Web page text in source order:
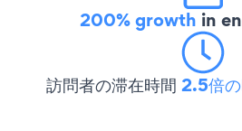
200% growth in
訪問者の滞在時間 2.5倍